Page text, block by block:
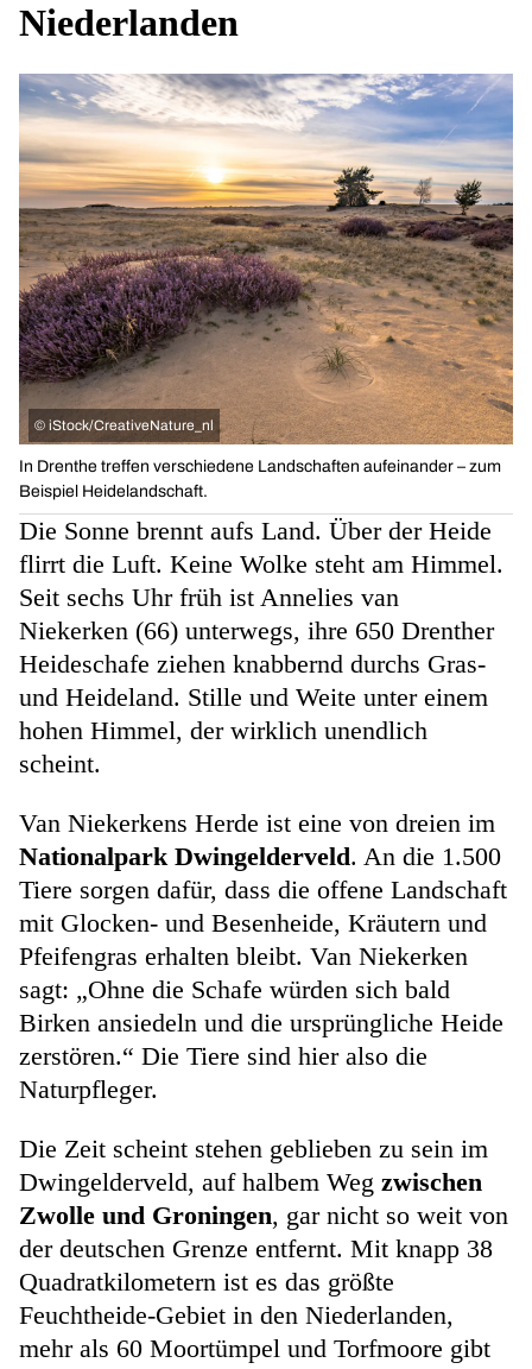
Niederlanden
© iStock/CreativeNature_nl
In Drenthe treffen verschiedene Landschaften aufeinander – zum
Beispiel Heidelandschaft.
Die Sonne brennt aufs Land. Über der Heide
flirrt die Luft. Keine Wolke steht am Himmel.
Seit sechs Uhr früh ist Annelies van
Niekerken (66) unterwegs, ihre 650 Drenther
Heideschafe ziehen knabbernd durchs Gras-
und Heideland. Stille und Weite unter einem
hohen Himmel, der wirklich unendlich
scheint.
Van Niekerkens Herde ist eine von dreien im
Nationalpark Dwingelderveld. An die 1.500
Tiere sorgen dafür, dass die offene Landschaft
mit Glocken- und Besenheide, Kräutern und
Pfeifengras erhalten bleibt. Van Niekerken
sagt: „Ohne die Schafe würden sich bald
Birken ansiedeln und die ursprüngliche Heide
zerstören.“ Die Tiere sind hier also die
Naturpfleger.
Die Zeit scheint stehen geblieben zu sein im
Dwingelderveld, auf halbem Weg zwischen
Zwolle und Groningen, gar nicht so weit von
der deutschen Grenze entfernt. Mit knapp 38
Quadratkilometern ist es das größte
Feuchtheide-Gebiet in den Niederlanden,
mehr als 60 Moortümpel und Torfmoore gibt